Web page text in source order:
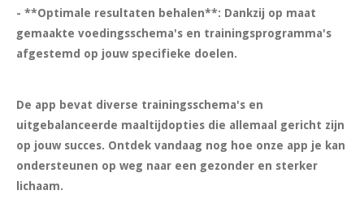
- **Optimale resultaten behalen**: Dankzij op maat
gemaakte voedingsschema's en trainingsprogramma's
afgestemd op jouw specifieke doelen.
De app bevat diverse trainingsschema's en
uitgebalanceerde maaltijdopties die allemaal gericht zijn
op jouw succes. Ontdek vandaag nog hoe onze app je kan
ondersteunen op weg naar een gezonder en sterker
lichaam.